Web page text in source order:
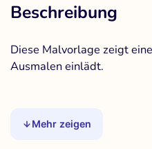
Beschreibung
Diese Malvorlage zeigt
Ausmalen einlädt.
Mehr zeigen